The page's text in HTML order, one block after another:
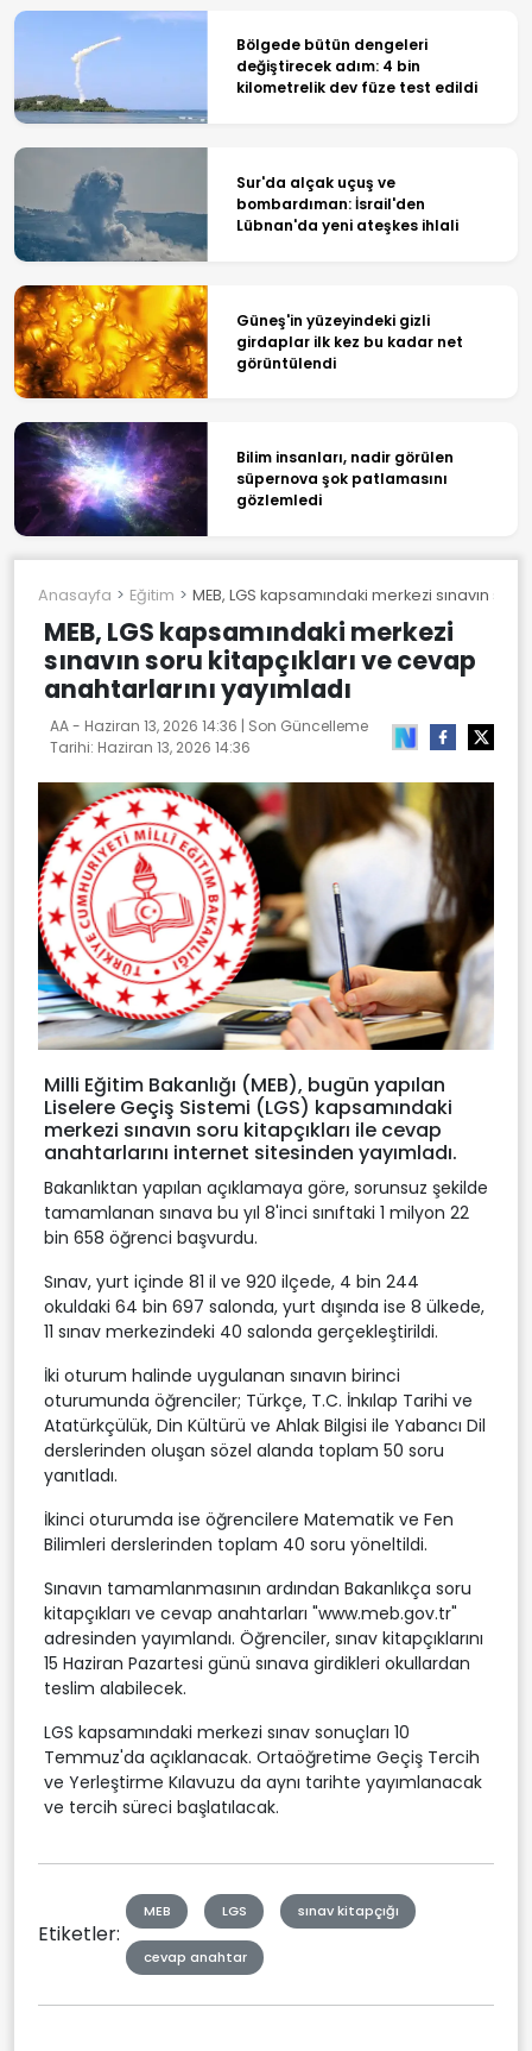
Bölgede bütün dengeleri
değiştirecek adım: 4 bin
kilometrelik dev füze test edildi
Sur'da alçak uçuş ve
bombardıman: İsrail'den
Lübnan'da yeni ateşkes ihlali
Güneş'in yüzeyindeki gizli
girdaplar ilk kez bu kadar net
görüntülendi
Bilim insanları, nadir görülen
süpernova şok patlamasını
gözlemledi
Anasayfa Eğitim MEB, LGS kapsamındaki merkezi sınavın
MEB, LGS kapsamındaki merkezi
sınavın soru kitapçıkları ve cevap
anahtarlarını yayımladı
AA - Haziran 13, 2026 14:36 | Son Güncelleme
Tarihi: Haziran 13, 2026 14:36
Milli Eğitim Bakanlığı (MEB), bugün yapılan
Liselere Geçiş Sistemi (LGS) kapsamındaki
merkezi sınavın soru kitapçıkları ile cevap
anahtarlarını internet sitesinden yayımladı.
Bakanlıktan yapılan açıklamaya göre, sorunsuz şekilde
tamamlanan sınava bu yıl 8'inci sınıftaki 1 milyon 22
bin 658 öğrenci başvurdu.
Sınav, yurt içinde 81 il ve 920 ilçede, 4 bin 244
okuldaki 64 bin 697 salonda, yurt dışında ise 8 ülkede,
11 sınav merkezindeki 40 salonda gerçekleştirildi.
İki oturum halinde uygulanan sınavın birinci
oturumunda öğrenciler; Türkçe, T.C. İnkılap Tarihi ve
Atatürkçülük, Din Kültürü ve Ahlak Bilgisi ile Yabancı Dil
derslerinden oluşan sözel alanda toplam 50 soru
yanıtladı.
İkinci oturumda ise öğrencilere Matematik ve Fen
Bilimleri derslerinden toplam 40 soru yöneltildi.
Sınavın tamamlanmasının ardından Bakanlıkça soru
kitapçıkları ve cevap anahtarları "www.meb.gov.tr"
adresinden yayımlandı. Öğrenciler, sınav kitapçıklarını
15 Haziran Pazartesi günü sınava girdikleri okullardan
teslim alabilecek.
LGS kapsamındaki merkezi sınav sonuçları 10
Temmuz'da açıklanacak. Ortaöğretime Geçiş Tercih
ve Yerleştirme Kılavuzu da aynı tarihte yayımlanacak
ve tercih süreci başlatılacak.
Etiketler:
MEB LGS sınav kitapçığı
cevap anahtar